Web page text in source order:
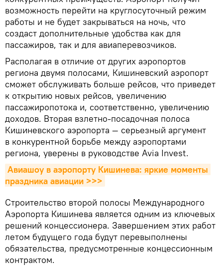
возможность перейти на круглосуточный режим
работы и не будет закрываться на ночь, что
создаст дополнительные удобства как для
пассажиров, так и для авиаперевозчиков.
Располагая в отличие от других аэропортов
региона двумя полосами, Кишиневский аэропорт
сможет обслуживать больше рейсов, что приведет
к открытию новых рейсов, увеличению
пассажиропотока и, соответственно, увеличению
доходов. Вторая взлетно-посадочная полоса
Кишиневского аэропорта — серьезный аргумент
в конкурентной борьбе между аэропортами
региона, уверены в руководстве Avia Invest.
Авиашоу в аэропорту Кишинева: яркие моменты
праздника авиации >>>
Строительство второй полосы Международного
Аэропорта Кишинева является одним из ключевых
решений концессионера. Завершением этих работ
летом будущего года будут перевыполнены
обязательства, предусмотренные концессионным
контрактом.